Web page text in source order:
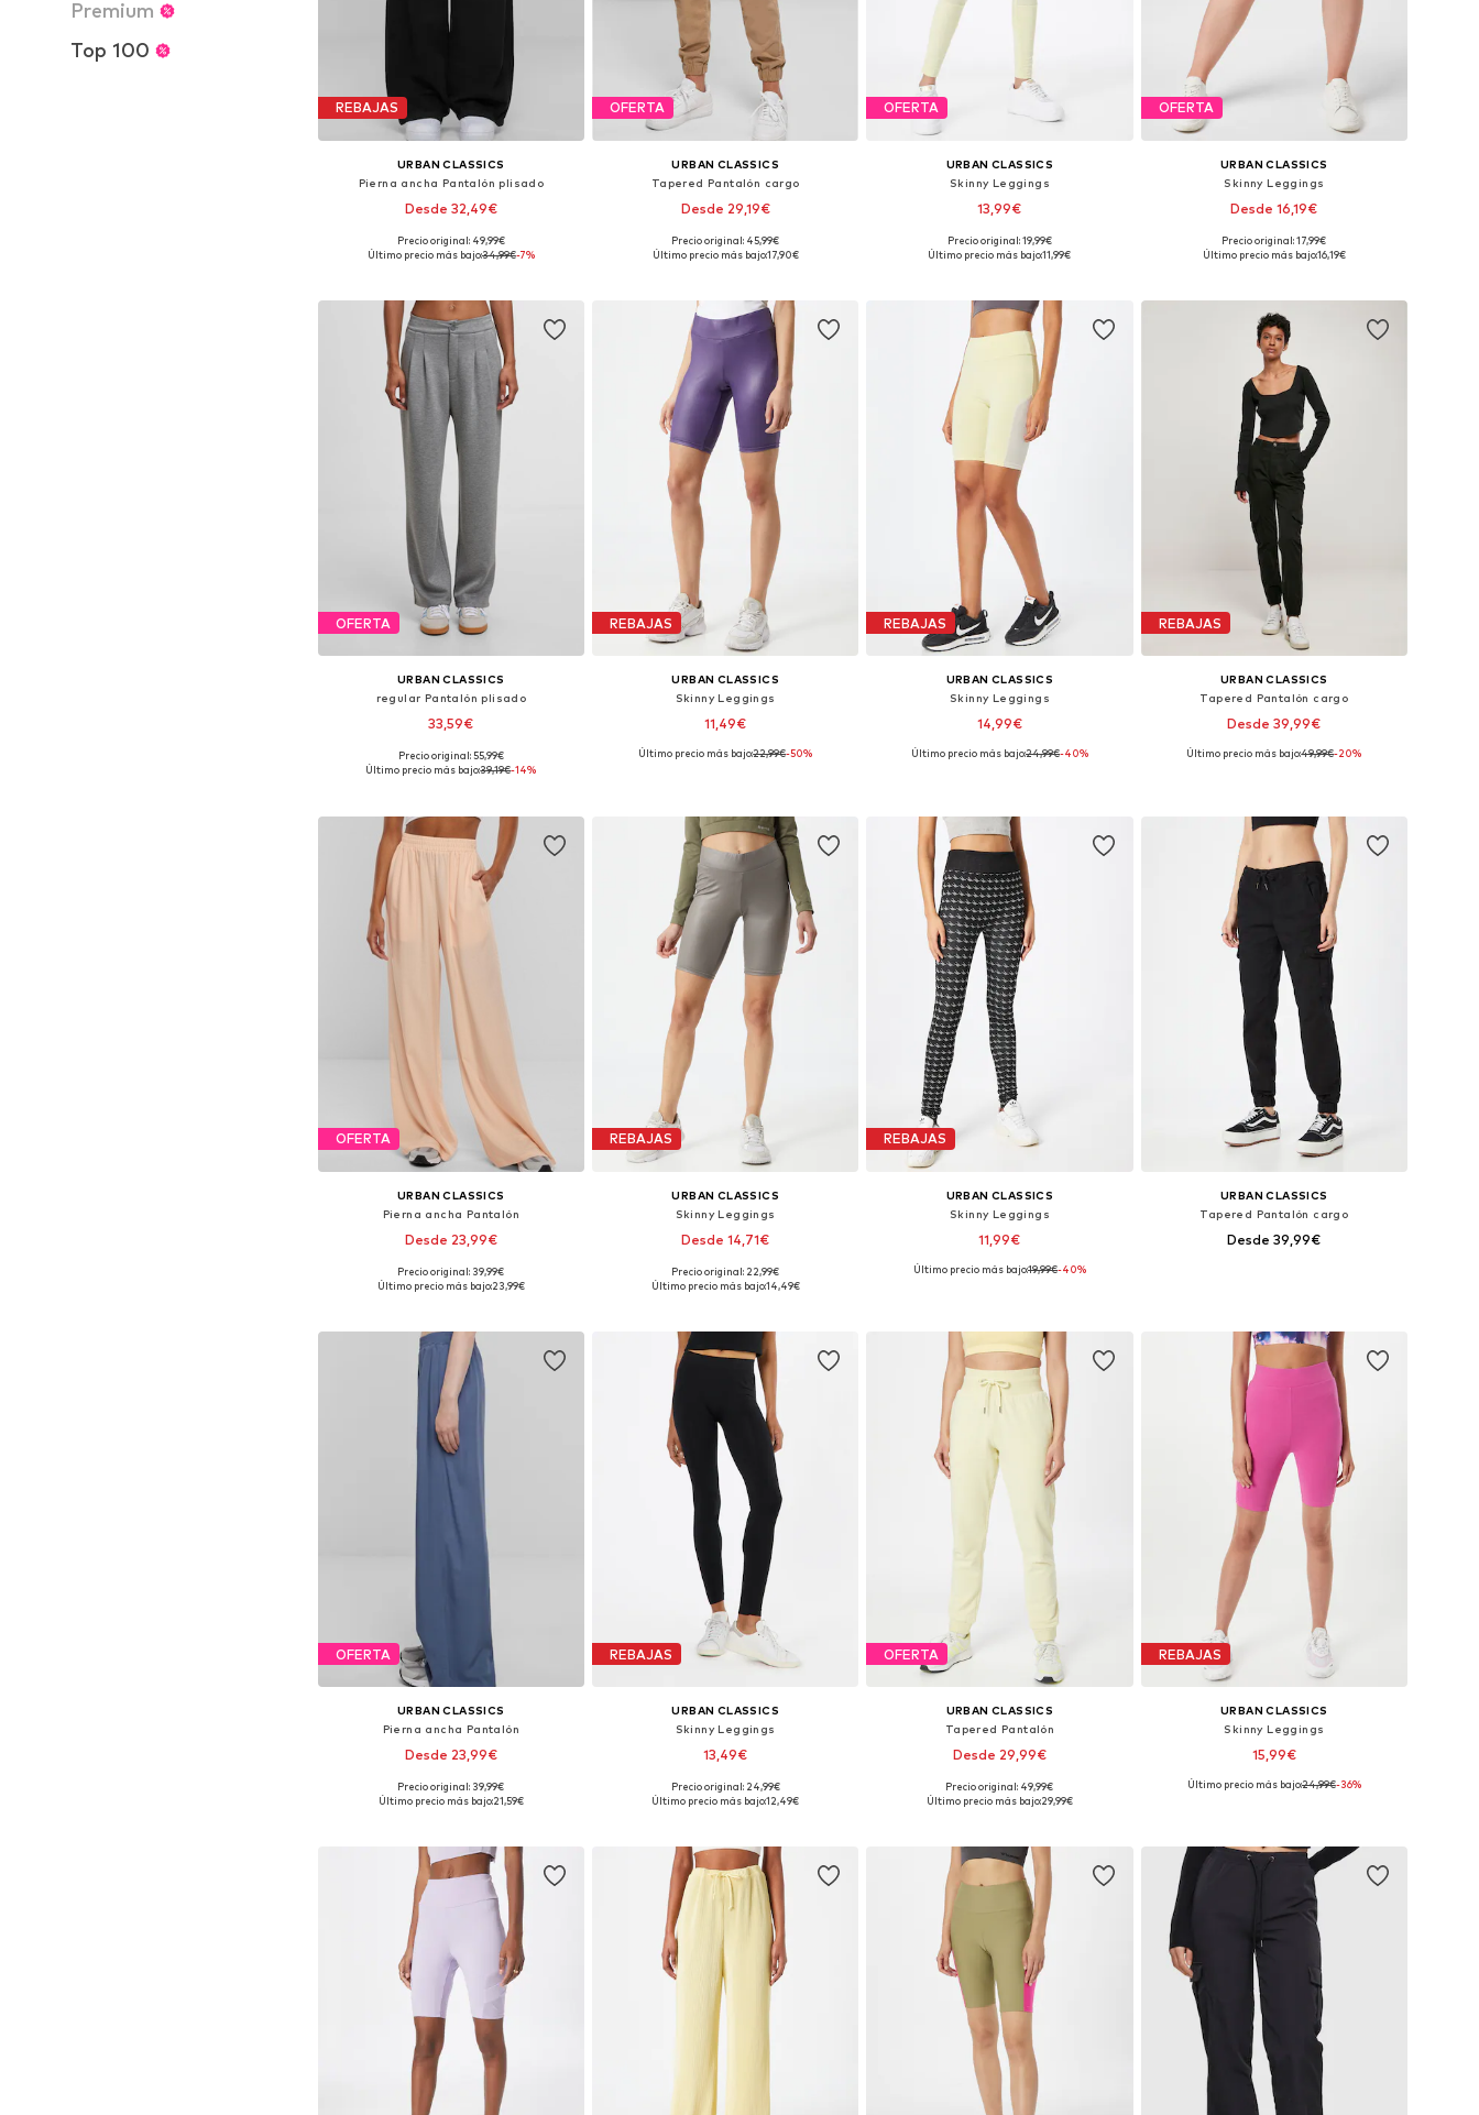
Premium
Top 100
REBAJAS
URBAN CLASSICS
Pierna ancha Pantalón plisado
Desde 32,49€
Disponible en muchas tallas
Precio original: 49,99€
Último precio más bajo:34,99€-7%
OFERTA
URBAN CLASSICS
Tapered Pantalón cargo
Desde 29,19€
+8
Disponible en muchas tallas
Precio original: 45,99€
Último precio más bajo:17,90€
OFERTA
URBAN CLASSICS
Skinny Leggings
13,99€
+10
Tallas disponibles: XS, S, M, L, XL
Precio original: 19,99€
Último precio más bajo:11,99€
OFERTA
URBAN CLASSICS
Skinny Leggings
Desde 16,19€
+2
Disponible en muchas tallas
Precio original: 17,99€
Último precio más bajo:16,19€
OFERTA
URBAN CLASSICS
regular Pantalón plisado
33,59€
Tallas disponibles: 36, 38, 40, 42
Precio original: 55,99€
Último precio más bajo:39,19€-14%
REBAJAS
URBAN CLASSICS
Skinny Leggings
11,49€
Tallas disponibles: XS, S, M, L, XL
Último precio más bajo:22,99€-50%
REBAJAS
URBAN CLASSICS
Skinny Leggings
14,99€
+1
Tallas disponibles: XS, S, M, L, XL
Último precio más bajo:24,99€-40%
REBAJAS
URBAN CLASSICS
Tapered Pantalón cargo
Desde 39,99€
+1
Disponible en muchas tallas
Último precio más bajo:49,99€-20%
OFERTA
URBAN CLASSICS
Pierna ancha Pantalón
Desde 23,99€
Disponible en muchas tallas
Precio original: 39,99€
Último precio más bajo:23,99€
REBAJAS
URBAN CLASSICS
Skinny Leggings
Desde 14,71€
Disponible en muchas tallas
Precio original: 22,99€
Último precio más bajo:14,49€
REBAJAS
URBAN CLASSICS
Skinny Leggings
11,99€
Tallas disponibles: S-M, L-XL
Último precio más bajo:19,99€-40%
URBAN CLASSICS
Tapered Pantalón cargo
Desde 39,99€
OFERTA
URBAN CLASSICS
Pierna ancha Pantalón
Desde 23,99€
Disponible en muchas tallas
Precio original: 39,99€
Último precio más bajo:21,59€
REBAJAS
URBAN CLASSICS
Skinny Leggings
13,49€
Tallas disponibles: XS, S, M, L, XL
Precio original: 24,99€
Último precio más bajo:12,49€
OFERTA
URBAN CLASSICS
Tapered Pantalón
Desde 29,99€
+5
Tallas disponibles: 38, 40, 42, 46, 50, 52
Precio original: 49,99€
Último precio más bajo:29,99€
REBAJAS
URBAN CLASSICS
Skinny Leggings
15,99€
+1
Tallas disponibles: XS, S, M, L
Último precio más bajo:24,99€-36%